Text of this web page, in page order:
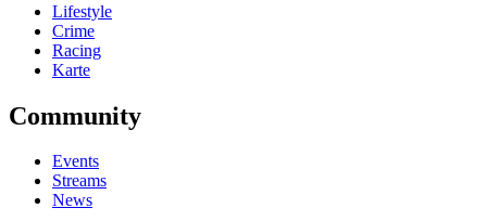
Lifestyle
Crime
Racing
Karte
Community
Events
Streams
News